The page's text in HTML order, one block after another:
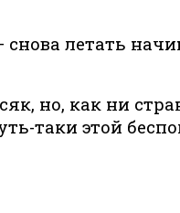
летать
но, как ни
таки этой